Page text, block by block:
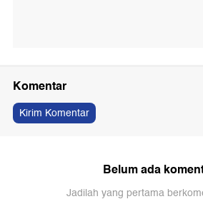
Komentar
Kirim Komentar
Belum ada
Jadilah yang pertama